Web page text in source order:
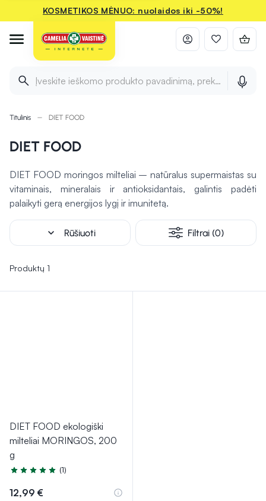
KOSMETIKOS MĖNUO: nuolaidos iki -50%!
Įveskite ieškomo produkto pavadinimą, prekės ženklą ir
Titulinis DIET FOOD
DIET FOOD
DIET FOOD moringos milteliai – natūralus supermaistas su
vitaminais, mineralais ir antioksidantais, galintis padėti
palaikyti gerą energijos lygį ir imunitetą.
expand_more Rūšiuoti Filtrai (0)
Produktų 1
DIET FOOD ekologiški
milteliai MORINGOS, 200
g
Įvertinimas 5.0 iš 5
(1)
12,99 €